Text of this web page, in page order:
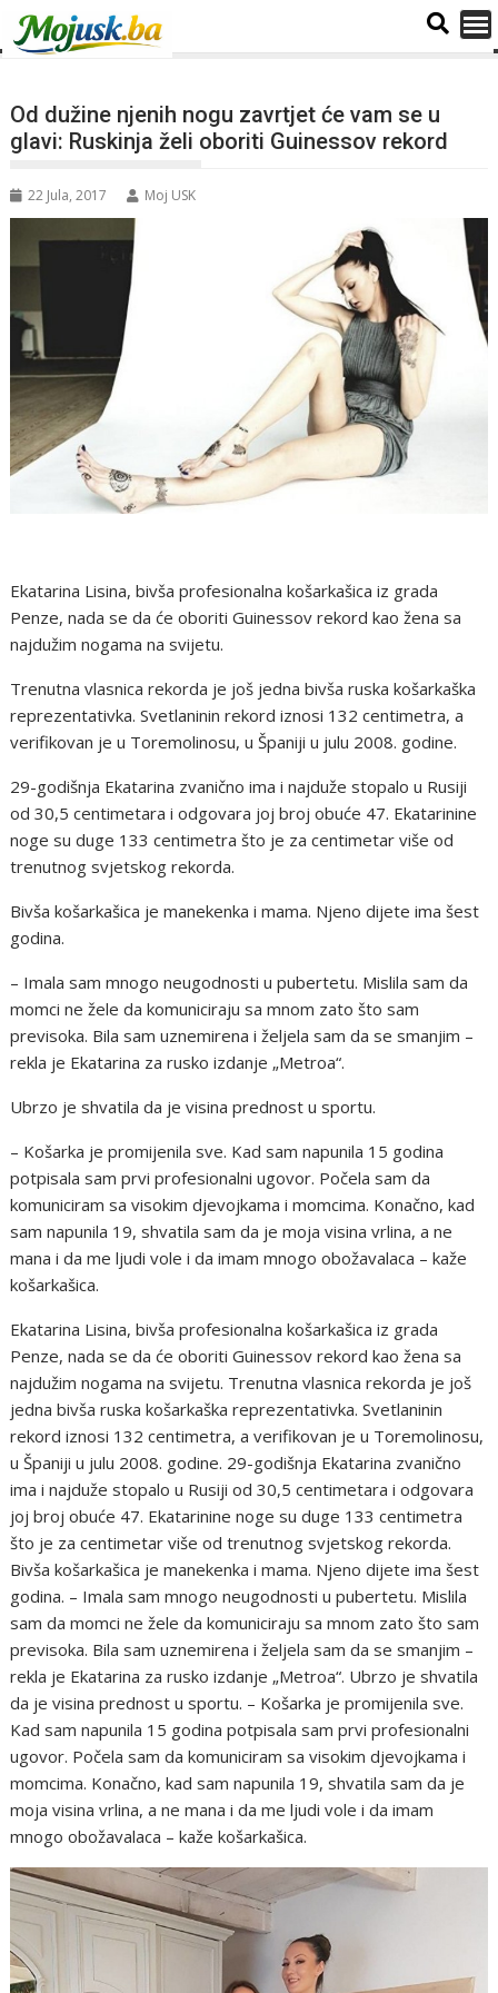
Od dužine njenih nogu zavrtjet će vam se u
glavi: Ruskinja želi oboriti Guinessov rekord
22 Jula, 2017 Moj USK
Ekatarina Lisina, bivša profesionalna košarkašica iz grada
Penze, nada se da će oboriti Guinessov rekord kao žena sa
najdužim nogama na svijetu.
Trenutna vlasnica rekorda je još jedna bivša ruska košarkaška
reprezentativka. Svetlaninin rekord iznosi 132 centimetra, a
verifikovan je u Toremolinosu, u Španiji u julu 2008. godine.
29-godišnja Ekatarina zvanično ima i najduže stopalo u Rusiji
od 30,5 centimetara i odgovara joj broj obuće 47. Ekatarinine
noge su duge 133 centimetra što je za centimetar više od
trenutnog svjetskog rekorda.
Bivša košarkašica je manekenka i mama. Njeno dijete ima šest
godina.
– Imala sam mnogo neugodnosti u pubertetu. Mislila sam da
momci ne žele da komuniciraju sa mnom zato što sam
previsoka. Bila sam uznemirena i željela sam da se smanjim –
rekla je Ekatarina za rusko izdanje „Metroa“.
Ubrzo je shvatila da je visina prednost u sportu.
– Košarka je promijenila sve. Kad sam napunila 15 godina
potpisala sam prvi profesionalni ugovor. Počela sam da
komuniciram sa visokim djevojkama i momcima. Konačno, kad
sam napunila 19, shvatila sam da je moja visina vrlina, a ne
mana i da me ljudi vole i da imam mnogo obožavalaca – kaže
košarkašica.
Ekatarina Lisina, bivša profesionalna košarkašica iz grada
Penze, nada se da će oboriti Guinessov rekord kao žena sa
najdužim nogama na svijetu. Trenutna vlasnica rekorda je još
jedna bivša ruska košarkaška reprezentativka. Svetlaninin
rekord iznosi 132 centimetra, a verifikovan je u Toremolinosu,
u Španiji u julu 2008. godine. 29-godišnja Ekatarina zvanično
ima i najduže stopalo u Rusiji od 30,5 centimetara i odgovara
joj broj obuće 47. Ekatarinine noge su duge 133 centimetra
što je za centimetar više od trenutnog svjetskog rekorda.
Bivša košarkašica je manekenka i mama. Njeno dijete ima šest
godina. – Imala sam mnogo neugodnosti u pubertetu. Mislila
sam da momci ne žele da komuniciraju sa mnom zato što sam
previsoka. Bila sam uznemirena i željela sam da se smanjim –
rekla je Ekatarina za rusko izdanje „Metroa“. Ubrzo je shvatila
da je visina prednost u sportu. – Košarka je promijenila sve.
Kad sam napunila 15 godina potpisala sam prvi profesionalni
ugovor. Počela sam da komuniciram sa visokim djevojkama i
momcima. Konačno, kad sam napunila 19, shvatila sam da je
moja visina vrlina, a ne mana i da me ljudi vole i da imam
mnogo obožavalaca – kaže košarkašica.